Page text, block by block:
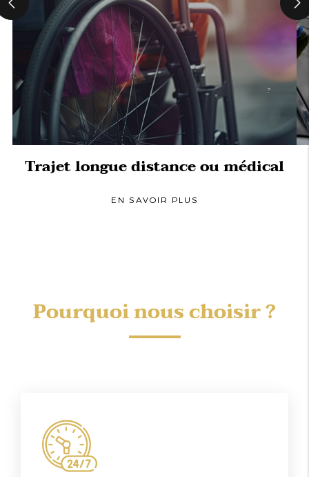
Trajet longue distance ou médical
EN SAVOIR PLUS
Pourquoi nous choisir ?